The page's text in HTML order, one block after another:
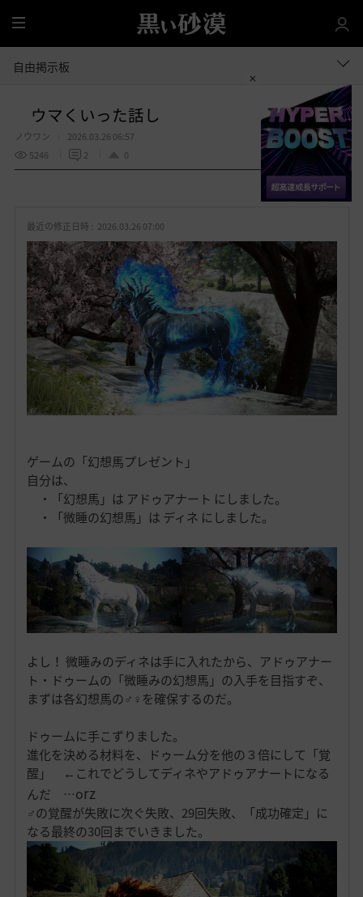
全
体
自由掲示板
ウマくいった話し
ノウワン
2026.03.26 06:57
5246
2 0
お
入
り
共有する
最近の修正日時 : 2026.03.26 07:00
ゲームの「幻想馬プレゼント」
自分は、
・「幻想馬」は アドゥアナート にしました。
・「微睡の幻想馬」は ディネ にしました。
よし！ 微睡みのディネは手に入れたから、アドゥアナー
ト・ドゥームの「微睡みの幻想馬」の入手を目指すぞ、
まずは各幻想馬の♂♀を確保するのだ。
ドゥームに手こずりました。
進化を決める材料を、ドゥーム分を他の３倍にして「覚
醒」 ←これでどうしてディネやアドゥアナートになる
んだ …orz
♂の覚醒が失敗に次ぐ失敗、29回失敗、「成功確定」に
なる最終の30回までいきました。